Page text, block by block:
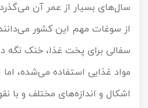
سال‌های بسیار از عمر آن
از سوغات مهم این کشور
سفالی برای پخت غذا، خنک نگه
مواد غذایی استفاده می‌شده،
اشکال و اندازه‌های مختلف و با